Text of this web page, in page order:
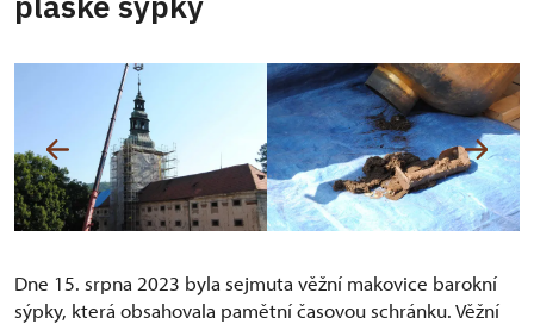
Dne 15. srpna 2023 byla sejmuta věžní makovice barokní
sýpky, která obsahovala pamětní časovou schránku. Věžní